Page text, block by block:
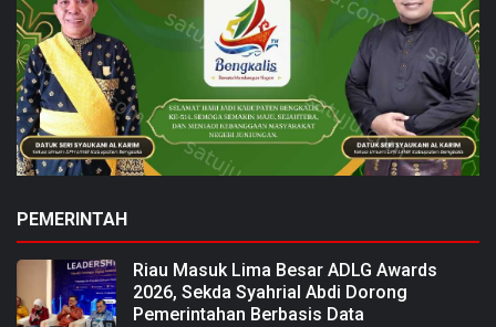
PEMERINTAH
Riau Masuk Lima Besar ADLG Awards
2026, Sekda Syahrial Abdi Dorong
Pemerintahan Berbasis Data